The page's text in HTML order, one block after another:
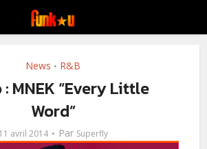
News • R&B
MNEK “Every Little
Word”
11 avril 2014 Par Superfly